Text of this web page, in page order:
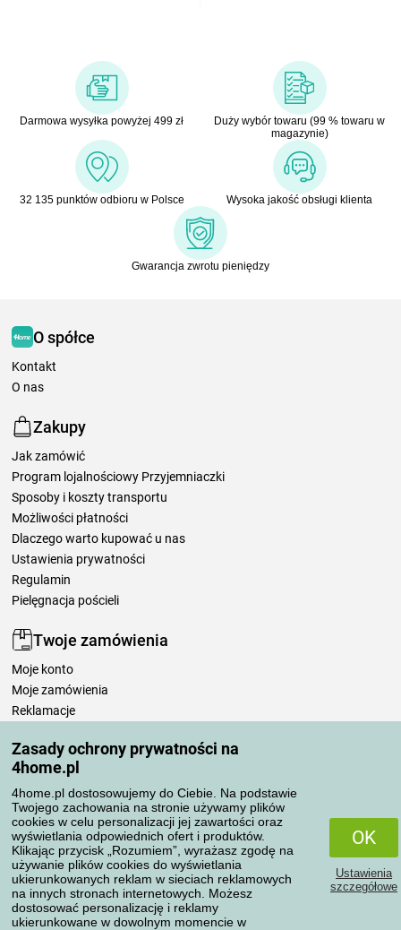
Zasady ochrony prywatności na
4home.pl
4home.pl dostosowujemy do Ciebie. Na podstawie
Twojego zachowania na stronie używamy plików
cookies w celu personalizacji jej zawartości oraz
wyświetlania odpowiednich ofert i produktów.
Klikając przycisk „Rozumiem”, wyrażasz zgodę na
używanie plików cookies do wyświetlania
ukierunkowanych reklam w sieciach reklamowych
na innych stronach internetowych. Możesz
dostosować personalizację i reklamy
ukierunkowane w dowolnym momencie w
OK
Ustawienia
szczegółowe
Darmowa wysyłka powyżej 499 zł
Duży wybór towaru (99 % towaru w
magazynie)
32 135 punktów odbioru w Polsce Wysoka jakość obsługi klienta
Gwarancja zwrotu pieniędzy
O spółce
Kontakt
O nas
Zakupy
Jak zamówić
Program lojalnościowy Przyjemniaczki
Sposoby i koszty transportu
Możliwości płatności
Dlaczego warto kupować u nas
Ustawienia prywatności
Regulamin
Pielęgnacja pościeli
Twoje zamówienia
Moje konto
Moje zamówienia
Reklamacje
Zasady przetwarzania recenzji
Sposoby transportu
Metody płatności
Niezawodny sklep